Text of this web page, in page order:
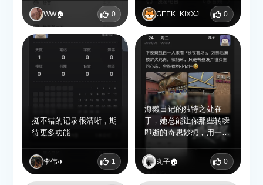
WW🏠 0
是写日记的意义所在
0
挺不错的记录很清晰，期
待更多功能
李伟✈️ 1
海獭日记的独特之处在
于，她总能让你那些转瞬
即逝的奇思妙想，用一种
丝滑又优雅的方式永久记
录下来。然后，无论你选
择与人分享还是独自欣
赏，随时由你自己决定！
丸子🏠 0